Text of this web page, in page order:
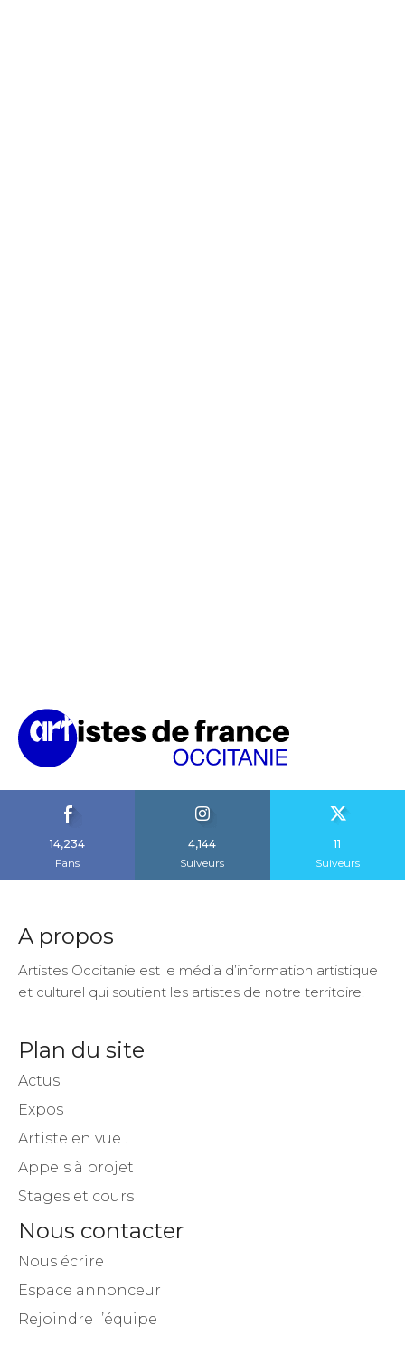
14,234
Fans
4,144
Suiveurs
11
Suiveurs
A propos
Artistes Occitanie est le média d’information artistique
et culturel qui soutient les artistes de notre territoire.
Plan du site
Actus
Expos
Artiste en vue !
Appels à projet
Stages et cours
Nous contacter
Nous écrire
Espace annonceur
Rejoindre l’équipe